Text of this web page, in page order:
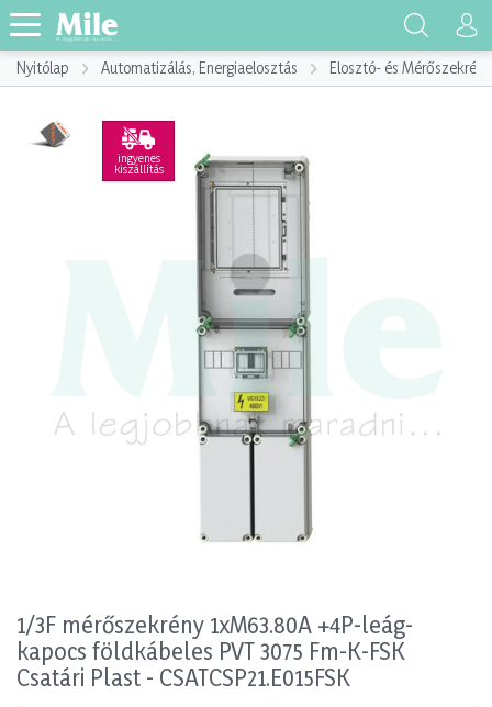
Nyitólap Automatizálás, Energiaelosztás Elosztó- és Mérőszekrény
ingyenes
kiszállítás
1/3F mérőszekrény 1xM63.80A +4P-leág-
kapocs földkábeles PVT 3075 Fm-K-FSK
Csatári Plast - CSATCSP21.E015FSK